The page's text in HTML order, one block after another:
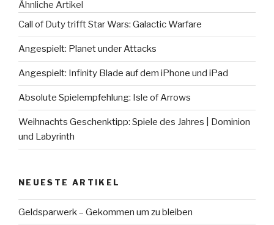
Ähnliche Artikel
Call of Duty trifft Star Wars: Galactic Warfare
Angespielt: Planet under Attacks
Angespielt: Infinity Blade auf dem iPhone und iPad
Absolute Spielempfehlung: Isle of Arrows
Weihnachts Geschenktipp: Spiele des Jahres | Dominion
und Labyrinth
NEUESTE ARTIKEL
Geldsparwerk – Gekommen um zu bleiben